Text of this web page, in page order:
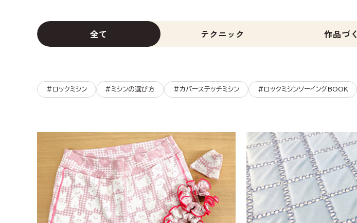
全て テクニック 作品づ
#ロックミシン #ミシンの選び方 #カバーステッチミシン #ロックミシンソーイングBOOK